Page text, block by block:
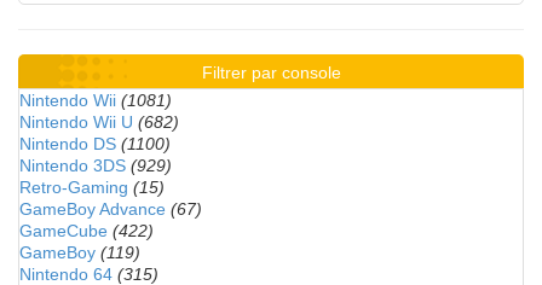
Filtrer par console
Nintendo Wii (1081)
Nintendo Wii U (682)
Nintendo DS (1100)
Nintendo 3DS (929)
Retro-Gaming (15)
GameBoy Advance (67)
GameCube (422)
GameBoy (119)
Nintendo 64 (315)